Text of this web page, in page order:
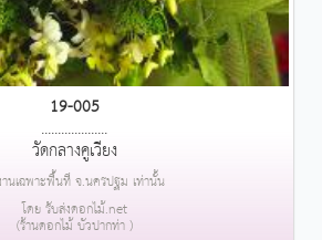
19-005
....................
วัดกลางคูเวียง
นเฉพาะพื้นที่ จ.นครปฐม เท่านั้น
โดย รับส่งดอกไม้.net
(ร้านดอกไม้ บัวปากท่า )